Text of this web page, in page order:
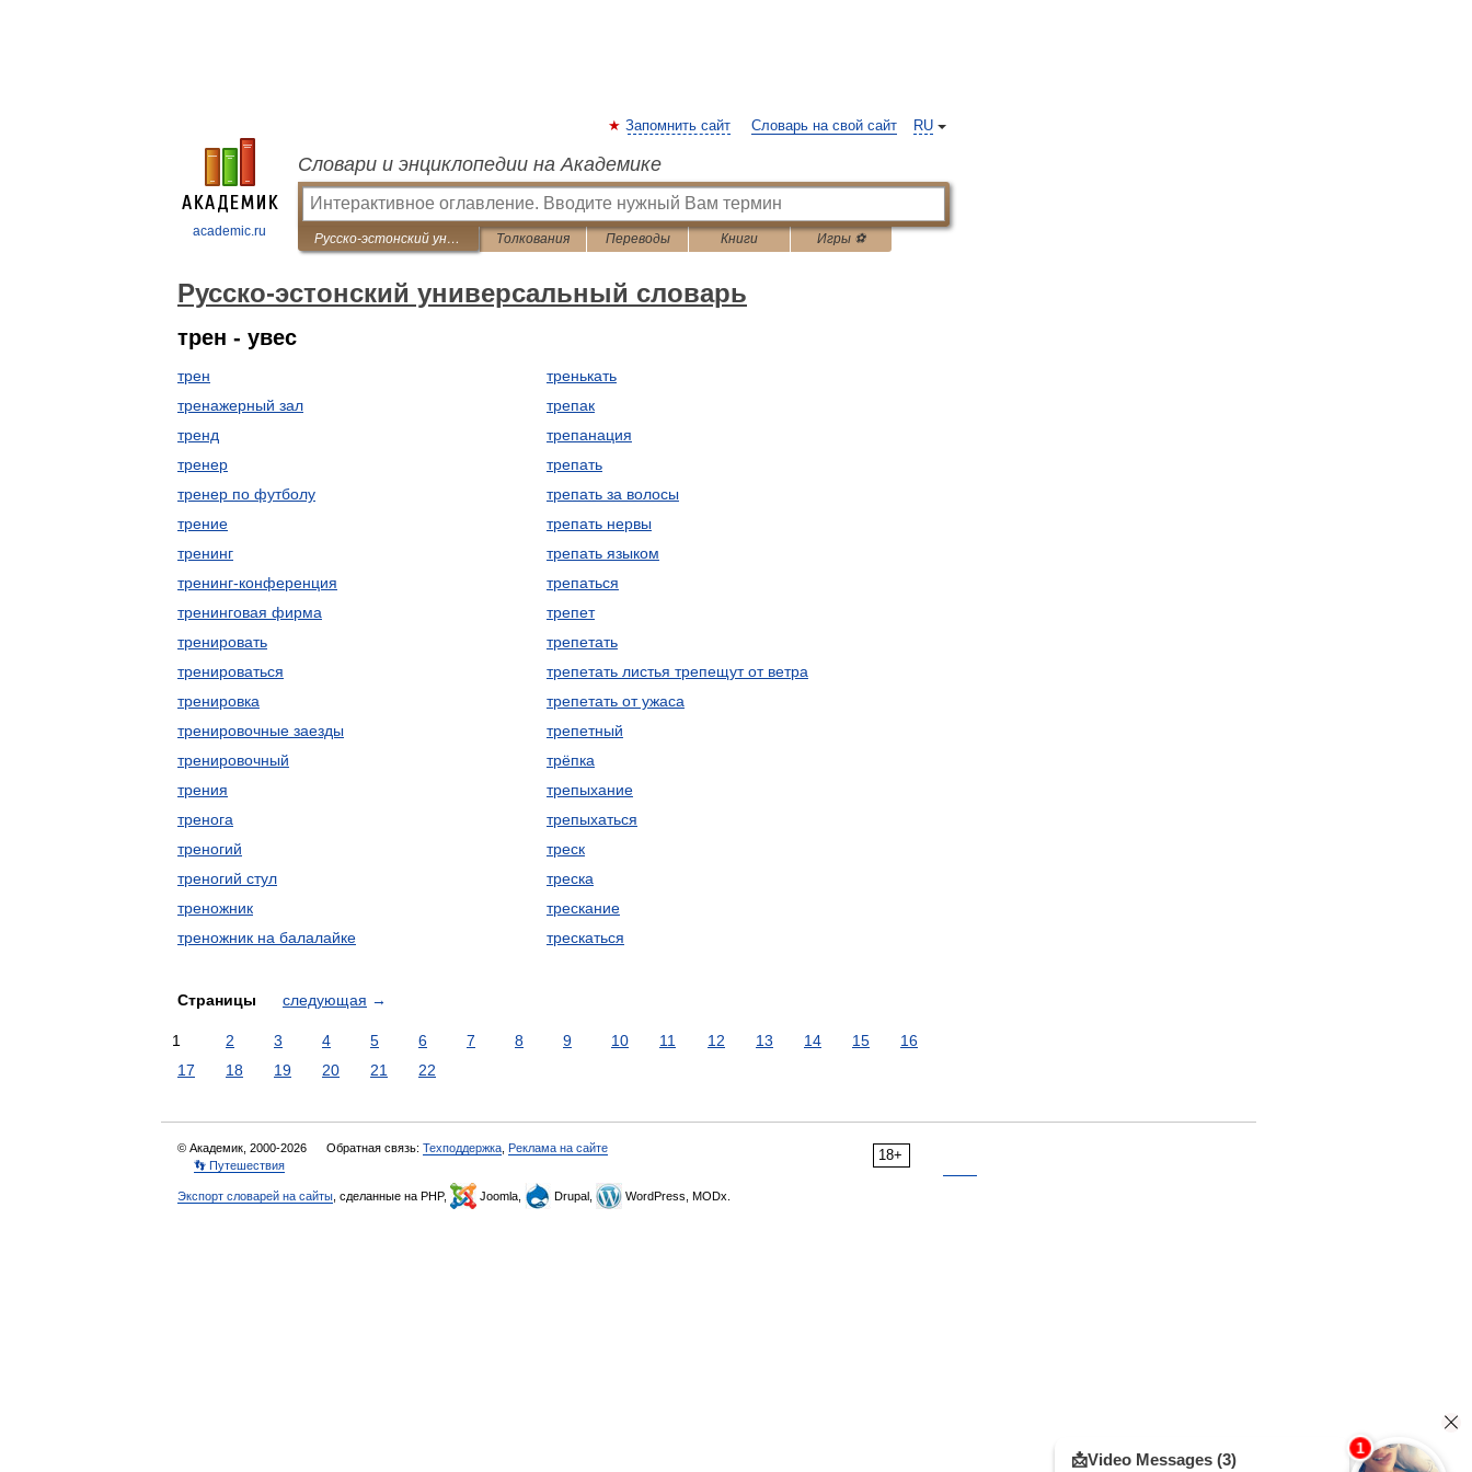
academic.ru
RU
Запомнить сайт Словарь на свой сайт
Словари и энциклопедии на Академике
Русско-эстонский универсальный словарь Толкования Переводы Книги Игры ⚽
Русско-эстонский универсальный словарь
трен - увес
трен
тренажерный зал
тренд
тренер
тренер по футболу
трение
тренинг
тренинг-конференция
тренинговая фирма
тренировать
тренироваться
тренировка
тренировочные заезды
тренировочный
трения
тренога
треногий
треногий стул
треножник
треножник на балалайке
тренькать
трепак
трепанация
трепать
трепать за волосы
трепать нервы
трепать языком
трепаться
трепет
трепетать
трепетать листья трепещут от ветра
трепетать от ужаса
трепетный
трёпка
трепыхание
трепыхаться
треск
треска
трескание
трескаться
Страницы следующая →
1 2 3 4 5 6 7 8 9 10 11 12 13 14 15
16
17
18 19 20 21 22
18+
© Академик, 2000-2026 Обратная связь: Техподдержка Реклама на сайте
👣 Путешествия
Экспорт словарей на сайты , сделанные на PHP, Joomla, Drupal, WordPress, MODx.